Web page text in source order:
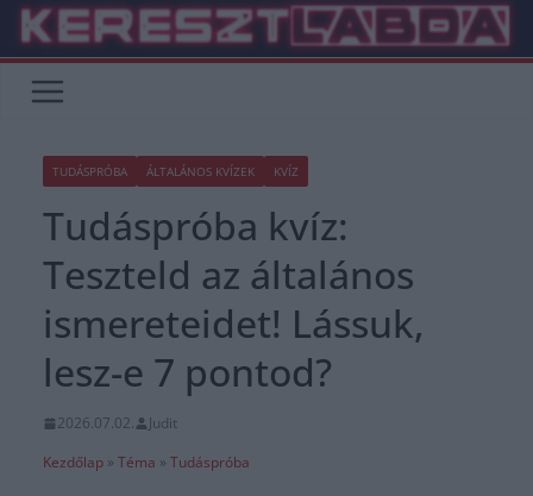
Skip
content
TUDÁSPRÓBA ÁLTALÁNOS KVÍZEK KVÍZ
Tudáspróba kvíz:
Teszteld az általános
ismereteidet! Lássuk,
lesz-e 7 pontod?
2026.07.02.
Judit
Kezdőlap » Téma » Tudáspróba